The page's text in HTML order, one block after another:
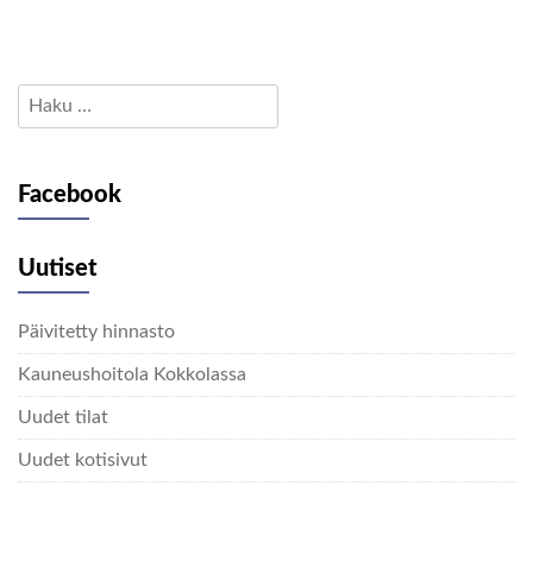
Haku:
Facebook
Uutiset
Päivitetty hinnasto
Kauneushoitola Kokkolassa
Uudet tilat
Uudet kotisivut